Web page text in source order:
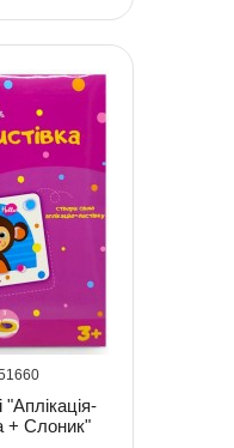
+ Слоник"